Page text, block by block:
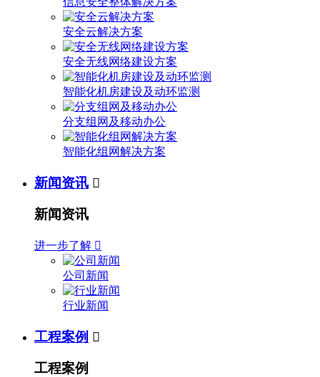
安全云解决方案
安全无线网络建设方案
智能化机房建设及动环监测
分支组网及移动办公
智能化组网解决方案
新闻资讯 
新闻资讯
进一步了解 
公司新闻
行业新闻
工程案例 
工程案例